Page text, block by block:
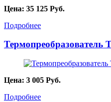
Цена: 35 125 Руб.
Подробнее
Термопреобразователь
Цена: 3 005 Руб.
Подробнее